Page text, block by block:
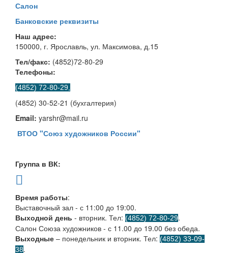
Салон
Банковские реквизиты
Наш адрес:
150000, г. Ярославль, ул. Максимова, д.15
Тел/факс: (4852)72-80-29
Телефоны:
(4852) 72-80-29,
(4852) 30-52-21 (бухгалтерия)
Email: yarshr@mail.ru
ВТОО "Союз художников России"
Группа в ВК:
Время работы:
Выставочный зал - с 11:00 до 19:00.
Выходной день - вторник. Тел: (4852) 72-80-29.
Салон Союза художников - с 11.00 до 19.00 без обеда.
Выходные – понедельник и вторник. Тел: (4852) 33-09-
38.